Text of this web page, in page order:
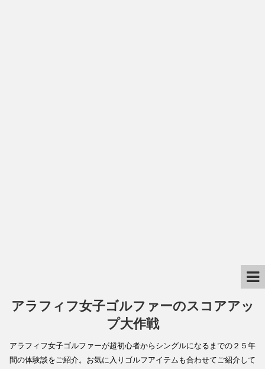
アラフィフ女子ゴルファーのスコアアッ
プ大作戦
アラフィフ女子ゴルファーが超初心者からシングルになるまでの２５年
間の体験談をご紹介。お気に入りゴルフアイテムも合わせてご紹介して